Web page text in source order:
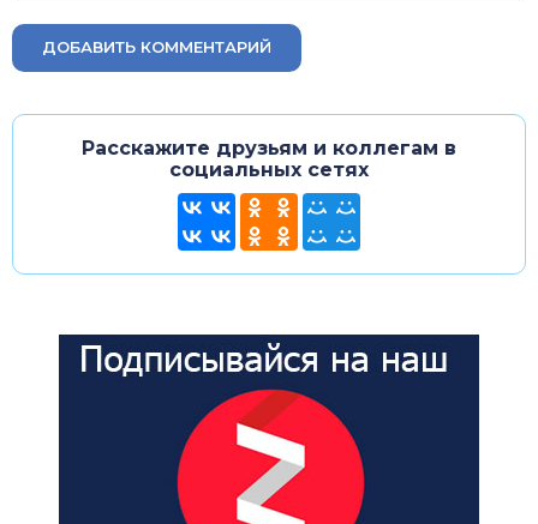
ДОБАВИТЬ КОММЕНТАРИЙ
Расскажите друзьям и коллегам в
социальных сетях